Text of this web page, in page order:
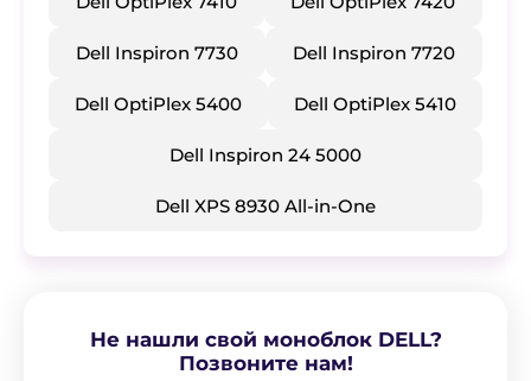
​Dell Inspiron 7730 ​Dell Inspiron 7720
​Dell OptiPlex 5400 ​Dell OptiPlex 5410
​Dell Inspiron 24 5000
​Dell XPS 8930 All-in-One
Не нашли свой моноблок DELL?
Позвоните нам!